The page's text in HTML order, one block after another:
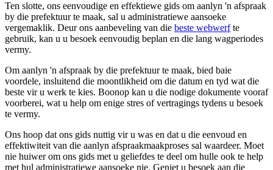
Ten slotte, ons eenvoudige en effektiewe gids om aanlyn 'n afspraak
by die prefektuur te maak, sal u administratiewe aansoeke
vergemaklik. Deur ons aanbeveling van die beste webwerfte
gebruik, kan u u besoek eenvoudig beplan en die lang wagperiodes
vermy.
Om aanlyn 'n afspraak by die prefektuur te maak, bied baie
voordele, insluitend die moontlikheid om die datum en tyd wat die
beste vir u werk te kies. Boonop kan u die nodige dokumente vooraf
voorberei, wat u help om enige stres of vertragings tydens u besoek
te vermy.
Ons hoop dat ons gids nuttig vir u was en dat u die eenvoud en
effektiwiteit van die aanlyn afspraakmaakproses sal waardeer. Moet
nie huiwer om ons gids met u geliefdes te deel om hulle ook te help
met hul administratiewe aansoeke nie. Geniet u besoek aan die